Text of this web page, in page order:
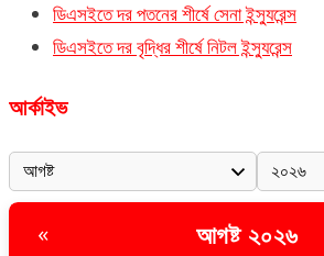
ডিএসইতে দর পতনের শীর্ষে সেনা ইন্স্যুরেন্স
ডিএসইতে দর বৃদ্ধির শীর্ষে নিটল ইন্স্যুরেন্স
আর্কাইভ
« আগষ্ট ২০২৬